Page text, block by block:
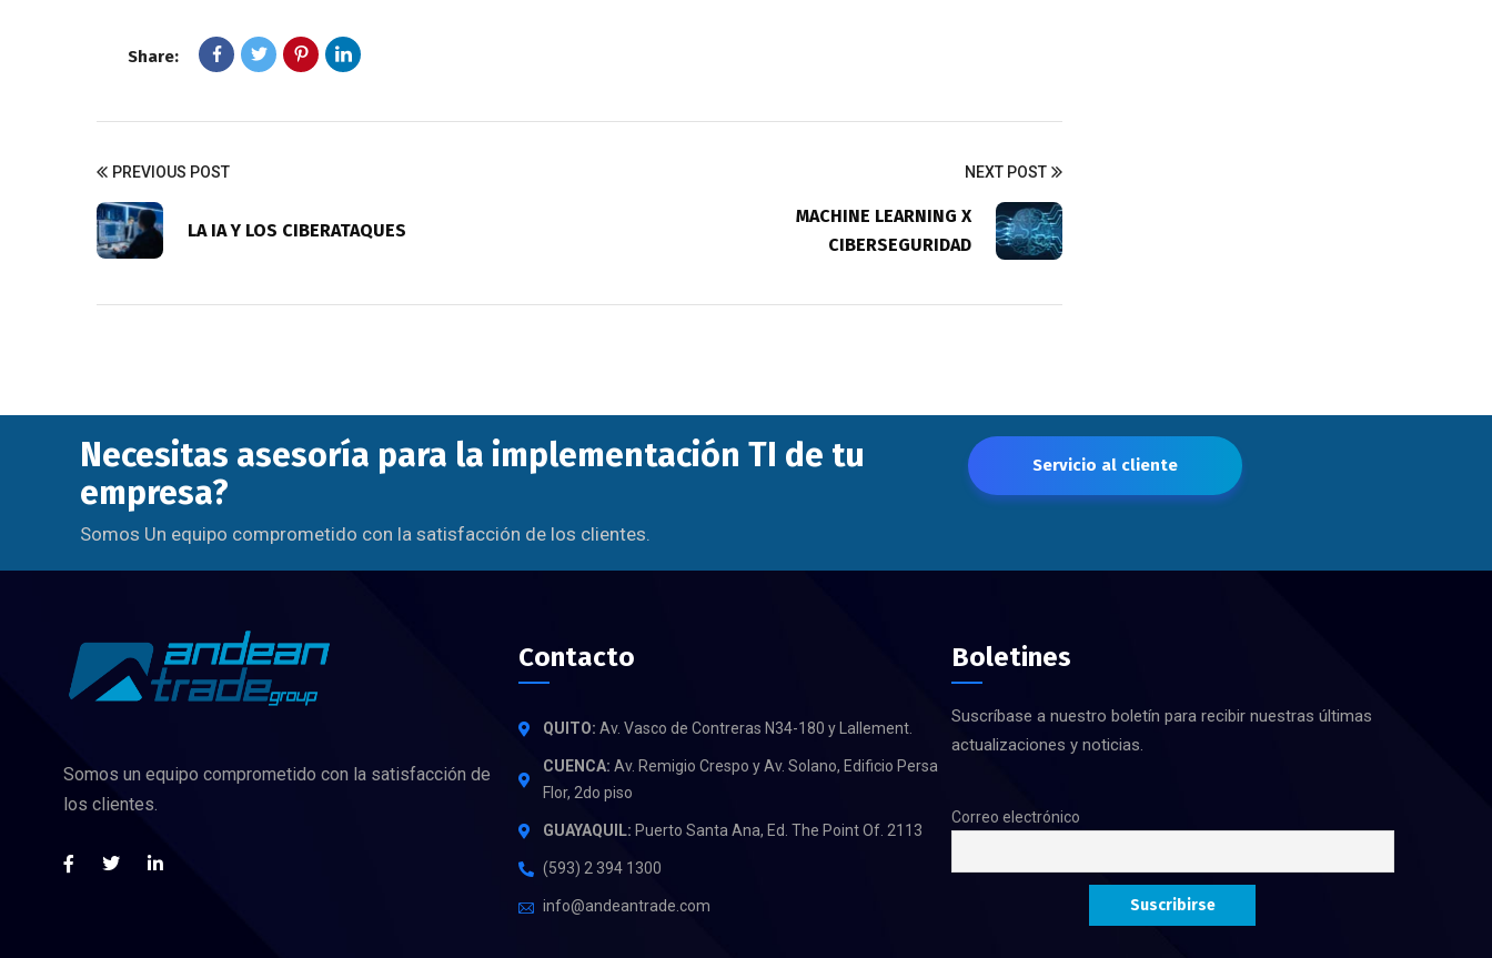
Share:
PREVIOUS POST
LA IA Y LOS CIBERATAQUES
NEXT POST
MACHINE LEARNING X
CIBERSEGURIDAD
Necesitas asesoría para la implementación TI de tu
empresa?
Somos Un equipo comprometido con la satisfacción de los clientes.
Servicio al cliente
Somos un equipo comprometido con la satisfacción de
los clientes.
Contacto
QUITO: Av. Vasco de Contreras N34-180 y Lallement.
CUENCA: Av. Remigio Crespo y Av. Solano, Edificio Persa
Flor, 2do piso
GUAYAQUIL: Puerto Santa Ana, Ed. The Point Of. 2113
(593) 2 394 1300
info@andeantrade.com
Boletines
Suscríbase a nuestro boletín para recibir nuestras últimas
actualizaciones y noticias.
Correo electrónico